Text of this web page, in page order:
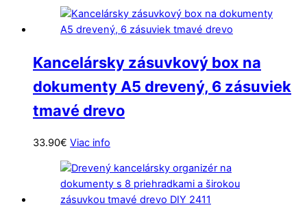
Kancelársky zásuvkový box na
dokumenty A5 drevený, 6 zásuviek
tmavé drevo
33.90€ Viac info